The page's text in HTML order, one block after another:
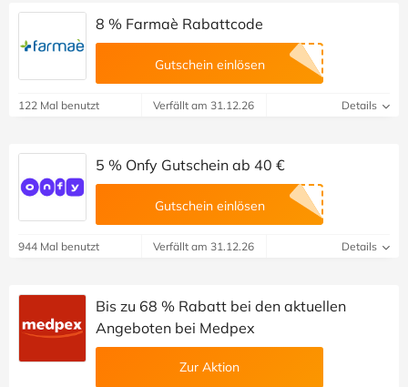
8 % Farmaè Rabattcode
Gutschein einlösen
122 Mal benutzt Verfällt am 31.12.26 Details
5 % Onfy Gutschein ab 40 €
Gutschein einlösen
944 Mal benutzt Verfällt am 31.12.26 Details
Bis zu 68 % Rabatt bei den aktuellen
Angeboten bei Medpex
Zur Aktion